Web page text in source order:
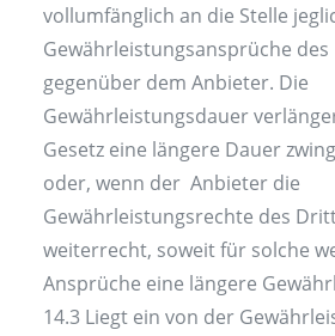
vollumfänglich an die Stelle
Gewährleistungsansprüche
gegenüber dem Anbieter. Die
Gewährleistungsdauer
Gesetz eine längere Dauer
oder, wenn der Anbieter die
Gewährleistungsrechte des
weiterrecht, soweit für solche
Ansprüche eine längere
14.3 Liegt ein von der